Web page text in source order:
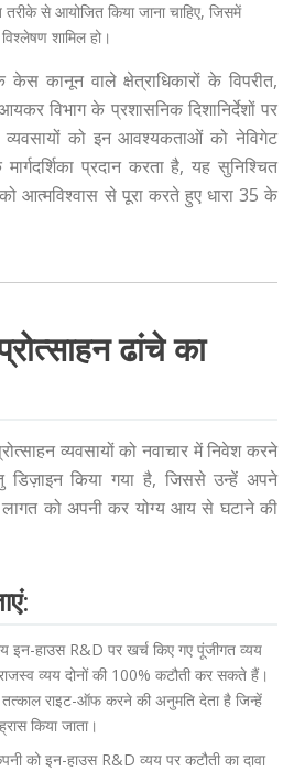
से आयोजित किया जाना चाहिए, जिसमें
शामिल हो।
केस कानून वाले क्षेत्राधिकारों के विपरीत,
विभाग के प्रशासनिक दिशानिर्देशों पर
व्यवसायों को इन आवश्यकताओं को नेविगेट
प्रदान करता है, यह सुनिश्चित
आत्मविश्वास से पूरा करते हुए धारा 35 के
ढांचे का
व्यवसायों को नवाचार में निवेश करने
डिज़ाइन किया गया है, जिससे उन्हें अपने
लागत को अपनी कर योग्य आय से घटाने की
इन-हाउस R&D पर खर्च किए गए पूंजीगत व्यय
व्यय दोनों की 100% कटौती कर सकते हैं।
तत्काल राइट-ऑफ करने की अनुमति देता है जिन्हें
किया जाता।
को इन-हाउस R&D व्यय पर कटौती का दावा